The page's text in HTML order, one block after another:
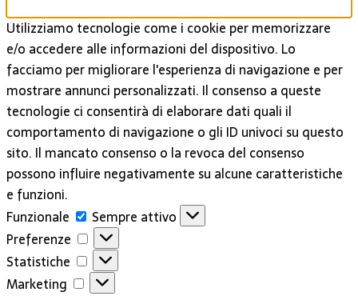
Utilizziamo tecnologie come i cookie per memorizzare
e/o accedere alle informazioni del dispositivo. Lo
facciamo per migliorare l'esperienza di navigazione e per
mostrare annunci personalizzati. Il consenso a queste
tecnologie ci consentirà di elaborare dati quali il
comportamento di navigazione o gli ID univoci su questo
sito. Il mancato consenso o la revoca del consenso
possono influire negativamente su alcune caratteristiche
e funzioni.
Funzionale
Funzionale
Sempre attivo
Preferenze
Preferenze
Statistiche
Statistiche
Marketing
Marketing